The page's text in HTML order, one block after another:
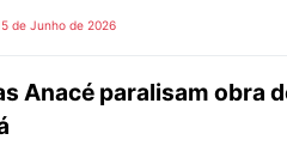
de Junho de 2026
Anacé paralisam obra